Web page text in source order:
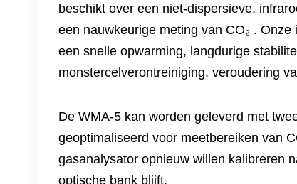
beschikt over een niet-dispersieve,
een nauwkeurige meting van CO₂ .
een snelle opwarming, langdurige
monstercelverontreiniging, veroudering
De WMA-5 kan worden geleverd met
geoptimaliseerd voor meetbereiken van
gasanalysator opnieuw willen kalibreren
optische bank blijft.